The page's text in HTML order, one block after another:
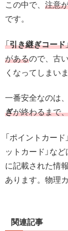
この中で、 注意
です。
「引き継ぎコード
があるので、古
くなってしまいま
一番安全なのは、
ぎが終わるまで
「ポイントカー
ットカード」な
に記載された情
あります。物理
関連記事